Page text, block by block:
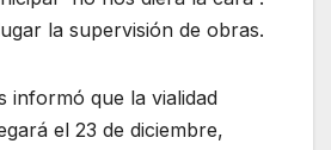
la supervisión de obras.
informó que la vialidad
el 23 de diciembre,